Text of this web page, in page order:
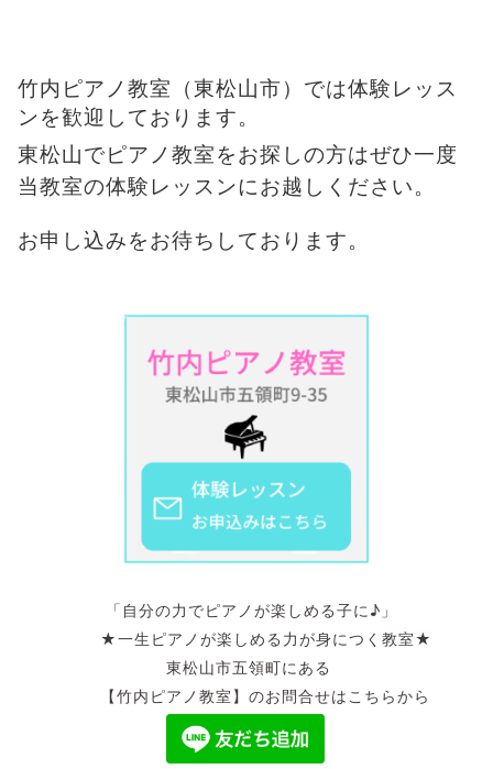
竹内ピアノ教室（東松山市）では体験レッス
ンを歓迎しております。
東松山でピアノ教室をお探しの方はぜひ一度
当教室の体験レッスンにお越しください。
お申し込みをお待ちしております。
「自分の力でピアノが楽しめる子に♪」
★一生ピアノが楽しめる力が身につく教室★
東松山市五領町にある
【竹内ピアノ教室】のお問合せはこちらから